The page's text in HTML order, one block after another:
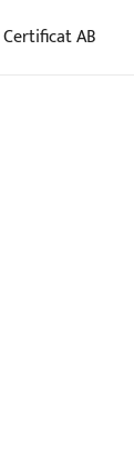
Certificat AB